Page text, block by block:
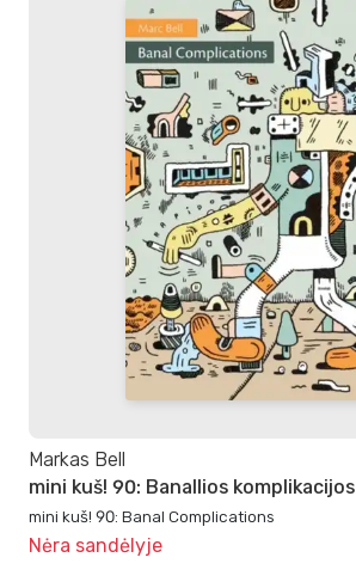
Markas Bell
mini kuš! 90: Banallios komplikacijos
mini kuš! 90: Banal Complications
Nėra sandėlyje